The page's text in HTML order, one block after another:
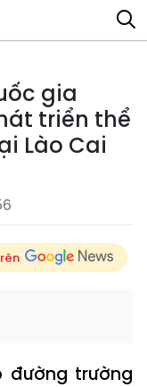
gia
triển thể
Lào Cai
đường trường